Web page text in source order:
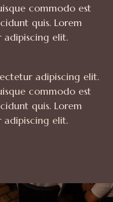
commodo est
quis. Lorem
adipiscing elit.
adipiscing elit.
commodo est
quis. Lorem
adipiscing elit.